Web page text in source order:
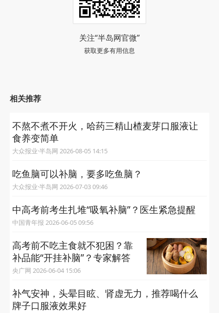
关注“半岛网官微”
获取更多有用信息
相关推荐
不熬不煮不开火，哈药三精山楂麦芽口服液让
食养变简单
大众报业·半岛网 2026-08-05 14:15
吃鱼脑可以补脑，要多吃鱼脑？
大众报业·半岛网 2026-07-03 09:46
中高考前考生扎堆“吸氧补脑”？医生紧急提醒
中国青年报 2026-06-05 09:56
高考前不吃主食就不犯困？靠
补品能“开挂补脑”？专家解答
央广网 2026-06-04 15:06
补气安神，头晕目眩、肾虚无力，推荐喝什么
牌子口服液效果好